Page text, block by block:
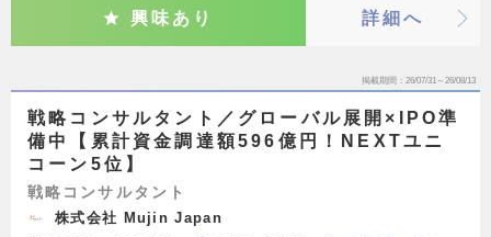
興味あり 詳細へ
掲載期間 26/07/31～26/08/13
戦略コンサルタント／グローバル展開×IPO準
備中【累計資金調達額596億円！NEXTユニ
コーン5位】
戦略コンサルタント
株式会社 Mujin Japan